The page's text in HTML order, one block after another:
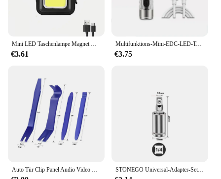
€3.61
Multifunktions-Mini-EDC-LED-Taschenlampe, tragbares Schlüsselanhänger-Licht, MagneticTorch, USB wiederaufladbar, UV-Lampe, Notfall-Camping-Laterne
€3.75
STONEGO Universal-Adapter-Set für pneumatischen Schraubenschlüssel, Verbindungsschlüssel, 1/4 Zoll, 3/8 Zoll, 1/2 Zoll – Chrom-Vanadium-Stahl